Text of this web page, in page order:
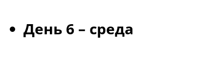
День 6 – среда